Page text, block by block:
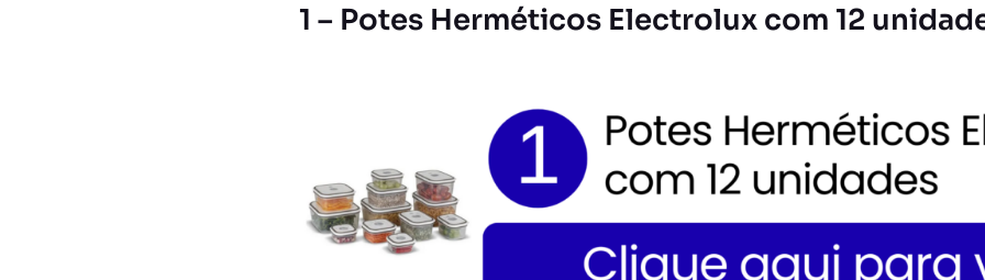
1 – Potes Herméticos Electrolux com 12